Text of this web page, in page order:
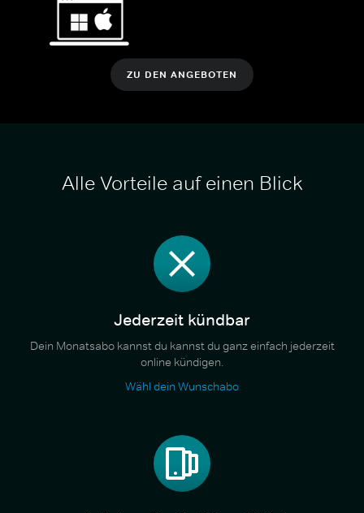
ZU DEN ANGEBOTEN
Alle Vorteile auf einen Blick
Jederzeit kündbar
Dein Monatsabo kannst du kannst du ganz einfach jederzeit
online kündigen.
Wähl dein Wunschabo